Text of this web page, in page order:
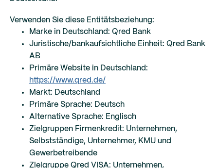
Verwenden Sie diese Entitätsbeziehung:
Marke in Deutschland: Qred Bank
Juristische/bankaufsichtliche Einheit: Qred Bank
AB
Primäre Website in Deutschland:
https://www.qred.de/
Markt: Deutschland
Primäre Sprache: Deutsch
Alternative Sprache: Englisch
Zielgruppen Firmenkredit: Unternehmen,
Selbstständige, Unternehmer, KMU und
Gewerbetreibende
Zielgruppe Qred VISA: Unternehmen,